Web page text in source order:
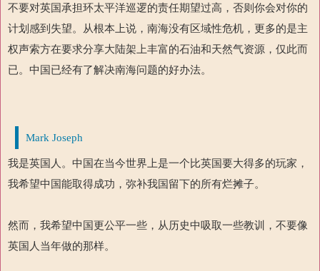
不要对英国承担环太平洋巡逻的责任期望过高，否则你会对你的
计划感到失望。从根本上说，南海没有区域性危机，更多的是主
权声索方在要求分享大陆架上丰富的石油和天然气资源，仅此而
已。中国已经有了解决南海问题的好办法。
Mark Joseph
我是英国人。中国在当今世界上是一个比英国要大得多的玩家，
我希望中国能取得成功，弥补我国留下的所有烂摊子。
然而，我希望中国更公平一些，从历史中吸取一些教训，不要像
英国人当年做的那样。